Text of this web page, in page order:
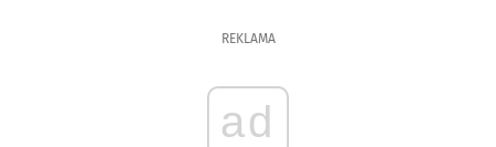
REKLAMA
ad